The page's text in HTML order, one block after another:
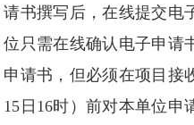
请书撰写后，在线提交电
位只需在线确认电子申请
申请书，但必须在项目接
15日16时）前对本单位申